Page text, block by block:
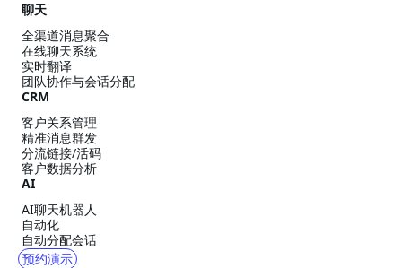
聊天
全渠道消息聚合
在线聊天系统
实时翻译
团队协作与会话分配
CRM
客户关系管理
精准消息群发
分流链接/活码
客户数据分析
AI
AI聊天机器人
自动化
自动分配会话
预约演示